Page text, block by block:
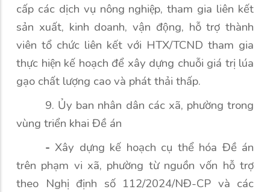
cấp các dịch vụ nông nghiệp, tham gia liên kết
sản xuất, kinh doanh, vận động, hỗ trợ thành
viên tổ chức liên kết với HTX/TCND tham gia
thực hiện kế hoạch để xây dựng chuỗi giá trị lúa
gạo chất lượng cao và phát thải thấp.
9. Ủy ban nhân dân các xã, phường trong
vùng triển khai Đề án
-Xây dựng kế hoạch cụ thể hóa Đề án
trên phạm vi xã, phường từ nguồn vốn hỗ trợ
theo Nghị định số 112/2024/NĐ-CP và các